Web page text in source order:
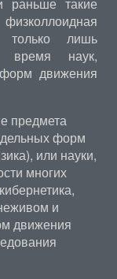
только лишь
время наук,
движения
предмета
форм
или науки,
многих
и
движения